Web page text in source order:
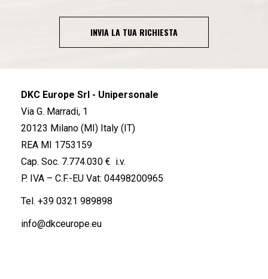
INVIA LA TUA RICHIESTA
DKC Europe Srl - Unipersonale
Via G. Marradi, 1
20123 Milano (MI) Italy (IT)
REA MI 1753159
Cap. Soc. 7.774.030 € i.v.
P. IVA – C.F.-EU Vat: 04498200965
Tel. +39 0321 989898
info@dkceurope.eu